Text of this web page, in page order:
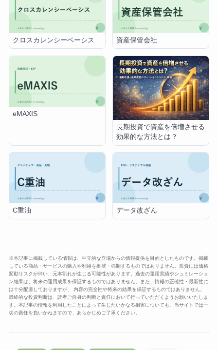
クロスカレンシーベーシス 資産保管会社
eMAXIS
長期投資で資産を倍増させる
効果的な方法とは？
C重油 データ改ざん
※本記事に掲載している情報は、中立的な立場からの情報提供を目的としたものです。掲載
している商品・サービスの購入や利用を推奨・強制するものではありません。投資には価格
変動リスクが伴い、元本割れが生じる可能性があります。過去の運用実績やシュミレーショ
ン結果は、将来の運用成果を保証するものではありません。また、情報の正確性・最新性に
は十分配慮しておりますが、 内容の完全性や将来の結果を保証するものではありません。
最終的な投資判断は、読者ご自身の判断と責任において行っていただくようお願いいたしま
す。本記事の情報を利用したことによって生じたいかなる損害についても、当サイトでは一
切の責任を負いかねますので、あらかじめご了承ください。